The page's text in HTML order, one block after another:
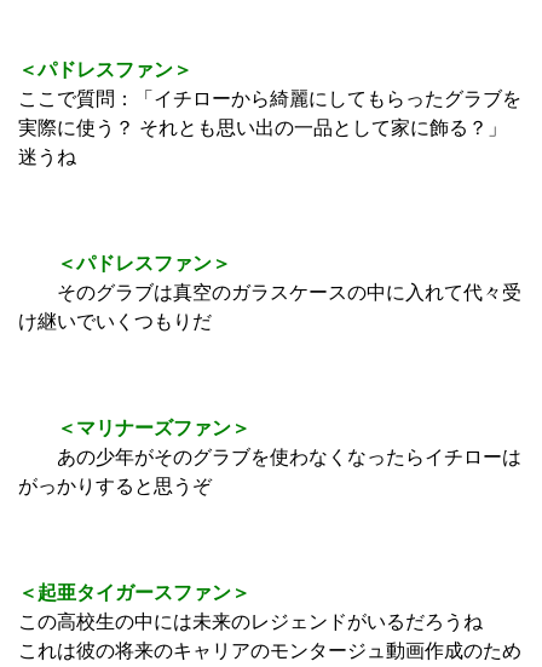
＜パドレスファン＞
ここで質問：「イチローから綺麗にしてもらったグラブを
実際に使う？ それとも思い出の一品として家に飾る？」
迷うね
＜パドレスファン＞
そのグラブは真空のガラスケースの中に入れて代々受
け継いでいくつもりだ
＜マリナーズファン＞
あの少年がそのグラブを使わなくなったらイチローは
がっかりすると思うぞ
＜起亜タイガースファン＞
この高校生の中には未来のレジェンドがいるだろうね
これは彼の将来のキャリアのモンタージュ動画作成のため